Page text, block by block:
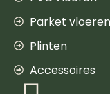
Parket vloeren
Plinten
Accessoires